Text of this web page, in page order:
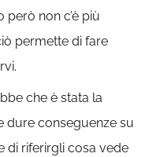
non c’è più
permette di fare
che è stata la
dure conseguenze su
di riferirgli cosa vede